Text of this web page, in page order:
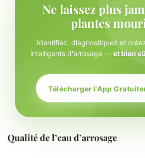
Ne laissez plus
plantes
Identifiez, diagnostiquez et
intelligents d'arrosage — et bien
Télécharger l'App
Qualité de l’eau d’arrosage